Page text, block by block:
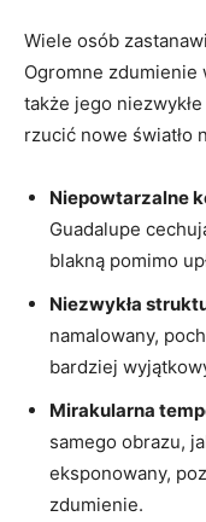
Wiele osób
Ogromne zdumienie
także jego
rzucić nowe światło
Niepowtarzalne
Guadalupe
blakną pomimo
Niezwykła
namalowany,
bardziej
Mirakularna
samego obrazu,
eksponowany,
zdumienie.